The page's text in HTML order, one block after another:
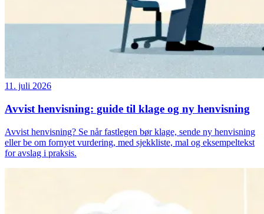
11. juli 2026
Avvist henvisning: guide til klage og ny henvisning
Avvist henvisning? Se når fastlegen bør klage, sende ny henvisning
eller be om fornyet vurdering, med sjekkliste, mal og eksempeltekst
for avslag i praksis.